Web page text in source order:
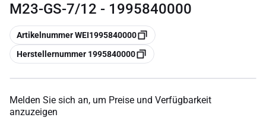
M23-GS-7/12 - 1995840000
Kopieren
Artikelnummer WEI1995840000
Kopieren
Herstellernummer 1995840000
Melden Sie sich an, um Preise und Verfügbarkeit
anzuzeigen